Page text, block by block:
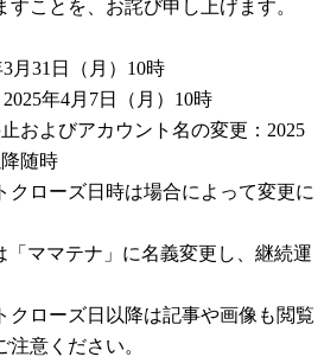
ことを、お詫び申し上げます。
月31日（月）10時
年4月7日（月）10時
およびアカウント名の変更：2025
随時
ローズ日時は場合によって変更に
ママテナ」に名義変更し、継続運
クローズ日以降は記事や画像も閲覧
意ください。